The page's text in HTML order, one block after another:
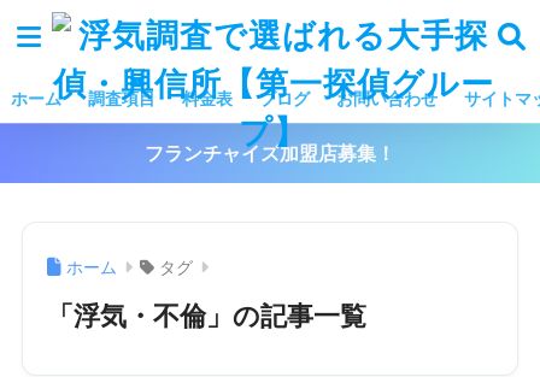
ホーム 調査項目 料金表 ブログ お問い合わせ サイトマ
フランチャイズ加盟店募集！
ホーム タグ
「浮気・不倫」の記事一覧